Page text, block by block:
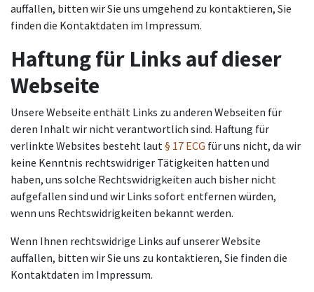
auffallen, bitten wir Sie uns umgehend zu kontaktieren, Sie
finden die Kontaktdaten im Impressum.
Haftung für Links auf dieser
Webseite
Unsere Webseite enthält Links zu anderen Webseiten für
deren Inhalt wir nicht verantwortlich sind. Haftung für
verlinkte Websites besteht laut§ 17 ECG für uns nicht, da wir
keine Kenntnis rechtswidriger Tätigkeiten hatten und
haben, uns solche Rechtswidrigkeiten auch bisher nicht
aufgefallen sind und wir Links sofort entfernen würden,
wenn uns Rechtswidrigkeiten bekannt werden.
Wenn Ihnen rechtswidrige Links auf unserer Website
auffallen, bitten wir Sie uns zu kontaktieren, Sie finden die
Kontaktdaten im Impressum.